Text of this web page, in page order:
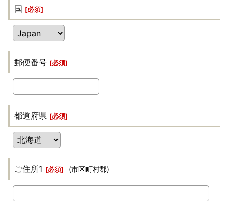
国 [必須]
郵便番号 [必須]
都道府県 [必須]
ご住所1 [必須] (市区町村郡)